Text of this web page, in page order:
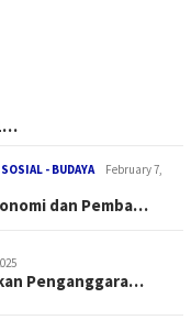
SOSIAL - BUDAYA
February 7,
dan Pemba…
Penganggara…